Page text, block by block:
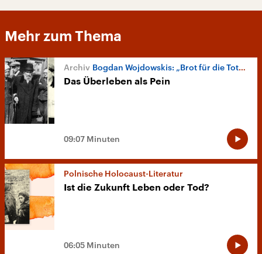
Mehr zum Thema
Bogdan Wojdowskis: „Brot für die Toten“
Das Überleben als Pein
09:07 Minuten
Polnische Holocaust-Literatur
Ist die Zukunft Leben oder Tod?
06:05 Minuten